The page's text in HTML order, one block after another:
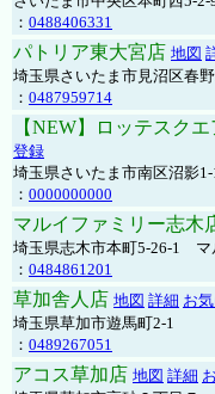
： 0488406331
パトリア東大宮店 地図
埼玉県さいたま市見沼区春
： 0487959714
【NEW】ロッテスク
登録
埼玉県さいたま市南区沼影
： 0000000000
マルイファミリー志木
埼玉県志木市本町5-26-1 マ
： 0484861201
草加舎人店 地図 詳細 お
埼玉県草加市遊馬町2-1
： 0489267051
アコス草加店 地図 詳細